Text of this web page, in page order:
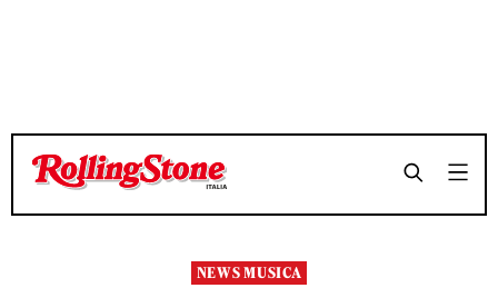
TEMPO DI LETTURA 2 MINUTI SHARE
TEMPO DI LETTURA 2 MINUTI SHARE
NEWS MUSICA